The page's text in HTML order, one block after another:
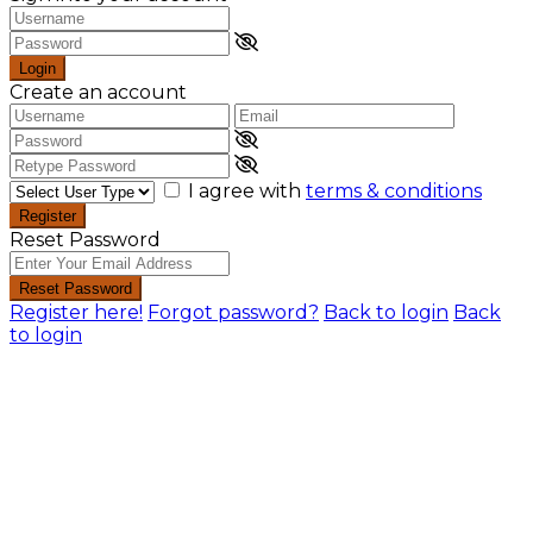
Login
Create an account
I agree with terms & conditions
Register
Reset Password
Reset Password
Register here! Forgot password? Back to login Back
to login